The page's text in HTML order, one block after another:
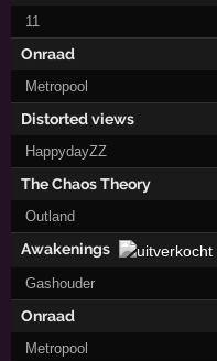
11
Onraad
Metropool
Distorted views
HappydayZZ
The Chaos Theory
Outland
Awakenings
Gashouder
Onraad
Metropool